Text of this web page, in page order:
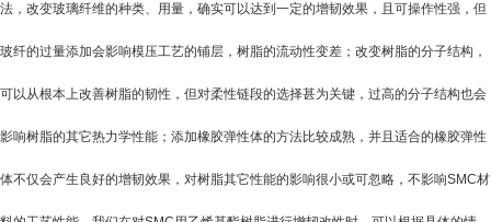
法，改变玻璃纤维的种类、用量，确实可以达到一定的增韧效果，且可操作性强，但
玻纤的过量添加会影响模压工艺的铺层，树脂的流动性变差；改变树脂的分子结构，
可以从根本上改善树脂的韧性，但对柔性链段的选择甚为关键，过高的分子结构也会
影响树脂的其它热力学性能；添加橡胶弹性体的方法比较成熟，并且适合的橡胶弹性
体不仅会产生良好的增韧效果，对树脂其它性能的影响很小或可忽略，不影响SMC材